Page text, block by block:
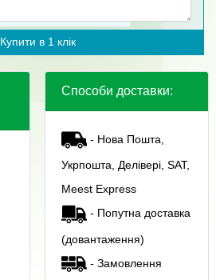
Купити в 1 клік
Способи доставки:
- Нова Пошта,
Укрпошта, Делівері, SAT,
Meest Express
- Попутна доставка
(довантаження)
- Замовлення